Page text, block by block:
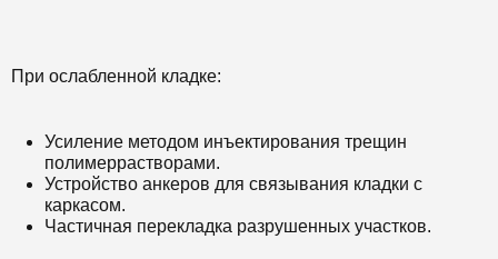
При ослабленной кладке:
Усиление методом инъектирования трещин
полимеррастворами.
Устройство анкеров для связывания кладки с
каркасом.
Частичная перекладка разрушенных участков.